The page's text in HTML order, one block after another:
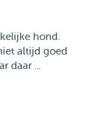
hond.
altijd goed
daar ...